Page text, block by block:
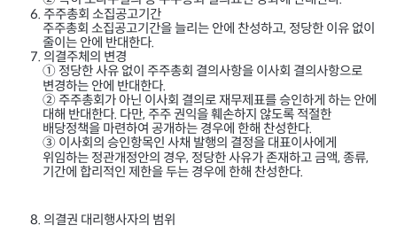
6.주주총회 소집공고기간
주주총회 소집공고기간을 늘리는 안에 찬성하고, 정당한 이유 없이
줄이는 안에 반대한다.
7. 의결주체의 변경
① 정당한 사유 없이 주주총회 결의사항을 이사회 결의사항으로
변경하는 안에 반대한다.
② 주주총회가 아닌 이사회 결의로 재무제표를 승인하게 하는 안에
대해 반대한다. 다만, 주주 권익을 훼손하지 않도록 적절한
배당정책을 마련하여 공개하는 경우에 한해 찬성한다.
③ 이사회의 승인항목인 사채 발행의 결정을 대표이사에게
위임하는 정관개정안의 경우, 정당한 사유가 존재하고 금액, 종류,
기간에 합리적인 제한을 두는 경우에 한해 찬성한다.
8. 의결권 대리행사자의 범위